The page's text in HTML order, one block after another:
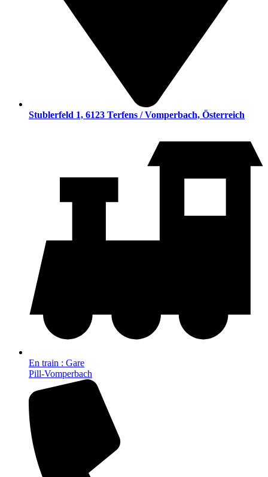
Stublerfeld 1, 6123 Terfens / Vomperbach, Österreich
En train : Gare
Pill-Vomperbach